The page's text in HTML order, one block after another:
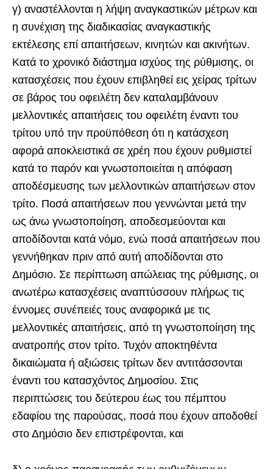
γ) αναστέλλονται η λήψη αναγκαστικών μέτρων και
η συνέχιση της διαδικασίας αναγκαστικής
εκτέλεσης επί απαιτήσεων, κινητών και ακινήτων.
Κατά το χρονικό διάστημα ισχύος της ρύθμισης, οι
κατασχέσεις που έχουν επιβληθεί εις χείρας τρίτων
σε βάρος του οφειλέτη δεν καταλαμβάνουν
μελλοντικές απαιτήσεις του οφειλέτη έναντι του
τρίτου υπό την προϋπόθεση ότι η κατάσχεση
αφορά αποκλειστικά σε χρέη που έχουν ρυθμιστεί
κατά το παρόν και γνωστοποιείται η απόφαση
αποδέσμευσης των μελλοντικών απαιτήσεων στον
τρίτο. Ποσά απαιτήσεων που γεννώνται μετά την
ως άνω γνωστοποίηση, αποδεσμεύονται και
αποδίδονται κατά νόμο, ενώ ποσά απαιτήσεων που
γεννήθηκαν πριν από αυτή αποδίδονται στο
Δημόσιο. Σε περίπτωση απώλειας της ρύθμισης, οι
ανωτέρω κατασχέσεις αναπτύσσουν πλήρως τις
έννομες συνέπειές τους αναφορικά με τις
μελλοντικές απαιτήσεις, από τη γνωστοποίηση της
ανατροπής στον τρίτο. Τυχόν αποκτηθέντα
δικαιώματα ή αξιώσεις τρίτων δεν αντιτάσσονται
έναντι του κατασχόντος Δημοσίου. Στις
περιπτώσεις του δεύτερου έως του πέμπτου
εδαφίου της παρούσας, ποσά που έχουν αποδοθεί
στο Δημόσιο δεν επιστρέφονται, και